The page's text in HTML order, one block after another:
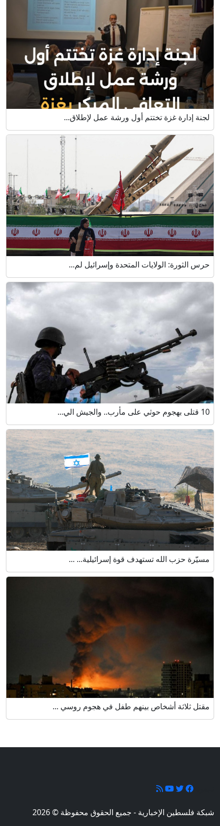
لجنة إدارة غزة تختتم أول ورشة عمل لإطلاق...
حرس الثورة: الولايات المتحدة وإسرائيل لم...
10 قتلى بهجوم حوثي على مأرب.. والجيش الي...
مسيّرة حزب الله تستهدف قوة إسرائيلية... ...
مقتل ثلاثة أشخاص بينهم طفل في هجوم روسي ...
شبكة فلسطين الإخبارية - جميع الحقوق محفوظة © 2026